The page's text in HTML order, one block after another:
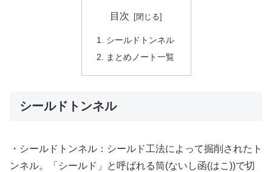
目次
シールドトンネル
まとめノート一覧
シールドトンネル
・シールドトンネル：シールド工法によって掘削されたト
ンネル。「シールド」と呼ばれる筒(ないし函(はこ))で切